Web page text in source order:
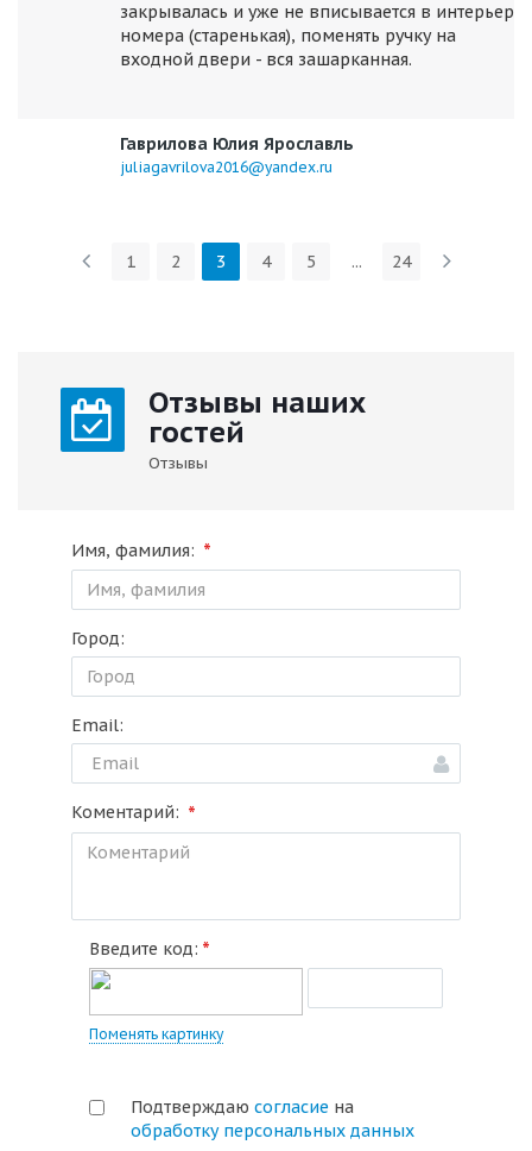
закрывалась и уже не вписывается в интерьер
номера (старенькая), поменять ручку на
входной двери - вся зашарканная.
Гаврилова Юлия Ярославль
juliagavrilova2016@yandex.ru
1 2 3 4 5 ... 24
Отзывы наших
гостей
Отзывы
Имя, фамилия: *
Город:
Email:
Коментарий: *
Введите код: *
Поменять картинку
Подтверждаю согласие на
обработку персональных данных